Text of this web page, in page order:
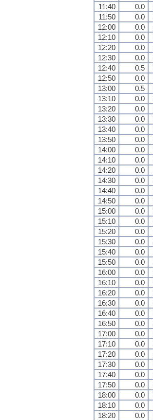
11:40
0.0
11:50
0.0
12:00
0.0
12:10
0.0
12:20
0.0
12:30
0.0
12:40
0.5
12:50
0.0
13:00
0.5
13:10
0.0
13:20
0.0
13:30
0.0
13:40
0.0
13:50
0.0
14:00
0.0
14:10
0.0
14:20
0.0
14:30
0.0
14:40
0.0
14:50
0.0
15:00
0.0
15:10
0.0
15:20
0.0
15:30
0.0
15:40
0.0
15:50
0.0
16:00
0.0
16:10
0.0
16:20
0.0
16:30
0.0
16:40
0.0
16:50
0.0
17:00
0.0
17:10
0.0
17:20
0.0
17:30
0.0
17:40
0.0
17:50
0.0
18:00
0.0
18:10
0.0
18:20
0.0